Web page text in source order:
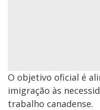
O objetivo oficial é
imigração às
trabalho canadense.